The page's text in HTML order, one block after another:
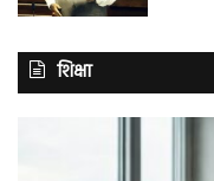
शिक्षा